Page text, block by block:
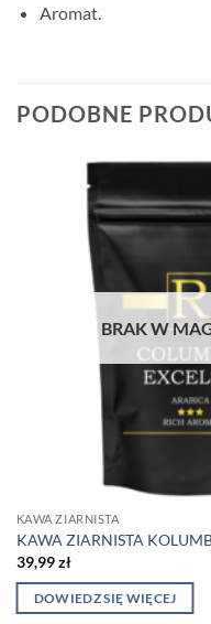
Aromat.
PODOBNE
BRAK W
KAWA ZIARNISTA
KAWA ZIARNISTA
39,99zł
DOWIEDZ SIĘ WIĘCEJ